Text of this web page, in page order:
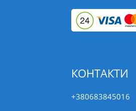
КОНТАКТИ
+380683845016